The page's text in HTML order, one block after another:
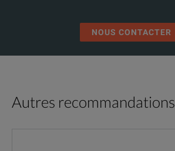
NOUS CONTACTER
Autres recommandations